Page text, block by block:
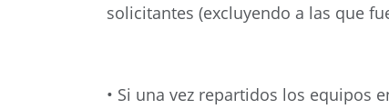
solicitantes (excluyendo a las que
• Si una vez repartidos los equipos